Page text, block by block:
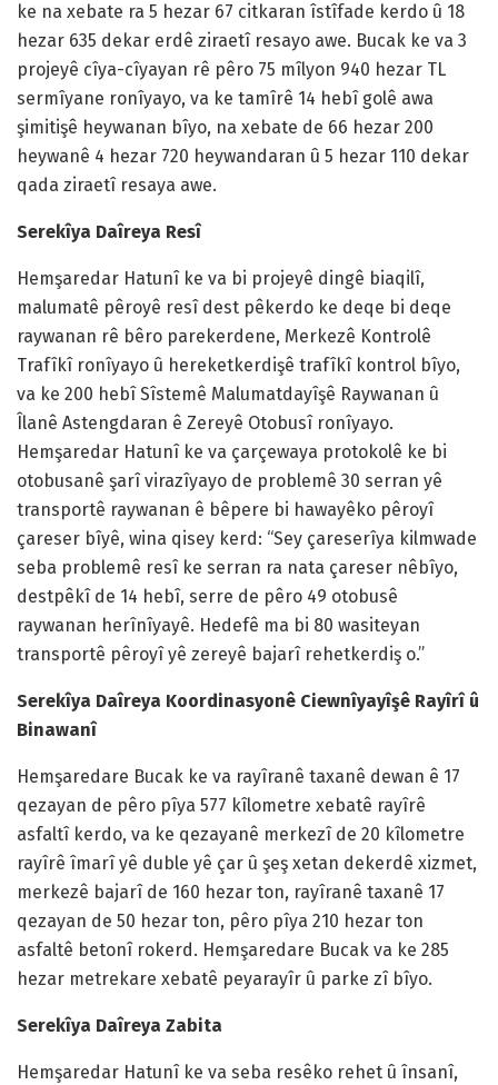
ke na xebate ra 5 hezar 67 citkaran îstîfade kerdo û 18
hezar 635 dekar erdê ziraetî resayo awe. Bucak ke va 3
projeyê cîya-cîyayan rê pêro 75 mîlyon 940 hezar TL
sermîyane ronîyayo, va ke tamîrê 14 hebî golê awa
şimitişê heywanan bîyo, na xebate de 66 hezar 200
heywanê 4 hezar 720 heywandaran û 5 hezar 110 dekar
qada ziraetî resaya awe.
Serekîya Daîreya Resî
Hemşaredar Hatunî ke va bi projeyê dingê biaqilî,
malumatê pêroyê resî dest pêkerdo ke deqe bi deqe
raywanan rê bêro parekerdene, Merkezê Kontrolê
Trafîkî ronîyayo û hereketkerdişê trafîkî kontrol bîyo,
va ke 200 hebî Sîstemê Malumatdayîşê Raywanan û
Îlanê Astengdaran ê Zereyê Otobusî ronîyayo.
Hemşaredar Hatunî ke va çarçewaya protokolê ke bi
otobusanê şarî virazîyayo de problemê 30 serran yê
transportê raywanan ê bêpere bi hawayêko pêroyî
çareser bîyê, wina qisey kerd: “Sey çareserîya kilmwade
seba problemê resî ke serran ra nata çareser nêbîyo,
destpêkî de 14 hebî, serre de pêro 49 otobusê
raywanan herînîyayê. Hedefê ma bi 80 wasiteyan
transportê pêroyî yê zereyê bajarî rehetkerdiş o.”
Serekîya Daîreya Koordinasyonê Ciewnîyayîşê Rayîrî û
Binawanî
Hemşaredare Bucak ke va rayîranê taxanê dewan ê 17
qezayan de pêro pîya 577 kîlometre xebatê rayîrê
asfaltî kerdo, va ke qezayanê merkezî de 20 kîlometre
rayîrê îmarî yê duble yê çar û şeş xetan dekerdê xizmet,
merkezê bajarî de 160 hezar ton, rayîranê taxanê 17
qezayan de 50 hezar ton, pêro pîya 210 hezar ton
asfaltê betonî rokerd. Hemşaredare Bucak va ke 285
hezar metrekare xebatê peyarayîr û parke zî bîyo.
Serekîya Daîreya Zabita
Hemşaredar Hatunî ke va seba resêko rehet û însanî,